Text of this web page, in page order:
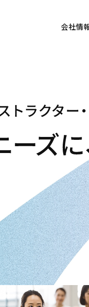
会社情